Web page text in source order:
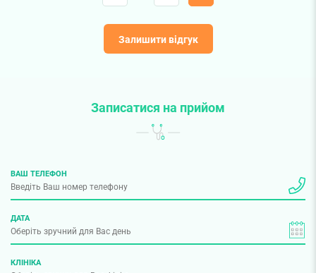
Залишити відгук
Записатися на прийом
ВАШ ТЕЛЕФОН
ДАТА
КЛІНІКА